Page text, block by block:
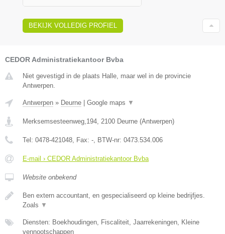
BEKIJK VOLLEDIG PROFIEL
CEDOR Administratiekantoor Bvba
Niet gevestigd in de plaats Halle, maar wel in de provincie
Antwerpen.
Antwerpen » Deurne Google maps ▼
Merksemsesteenweg,194 2100 Deurne (Antwerpen)
Tel: 0478-421048 , Fax: - , BTW-nr: 0473.534.006
E-mail › CEDOR Administratiekantoor Bvba
Website onbekend
Ben extern accountant, en gespecialiseerd op kleine bedrijfjes.
Zoals ▼
Diensten: Boekhoudingen, Fiscaliteit, Jaarrekeningen, Kleine
vennootschappen